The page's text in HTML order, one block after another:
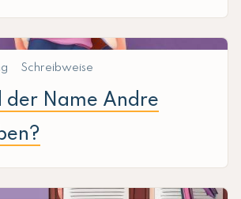
Schreibweise
der Name Andre